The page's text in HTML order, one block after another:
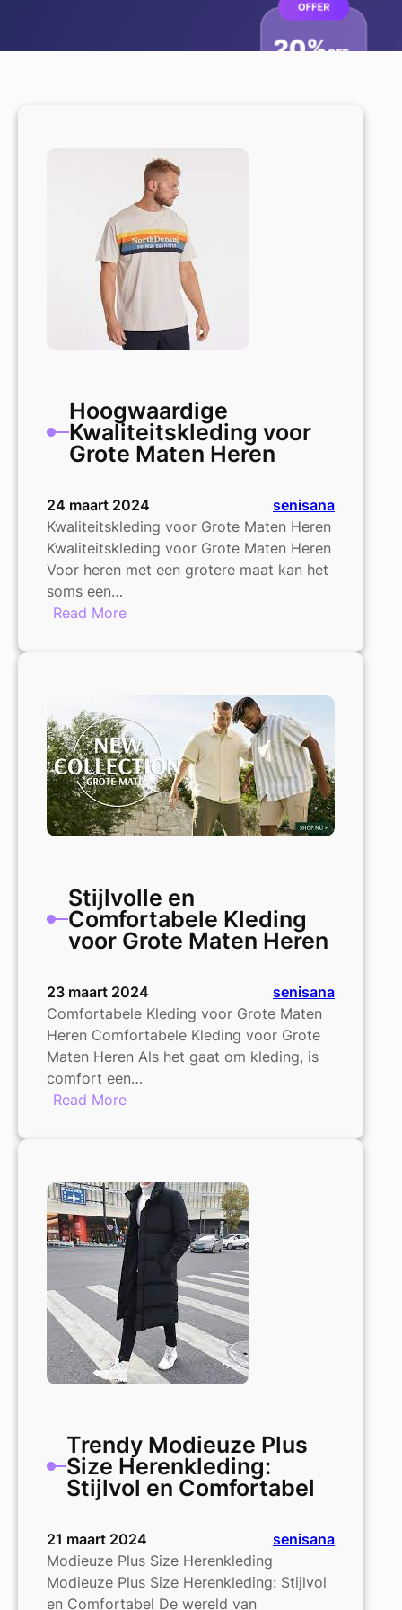
Hoogwaardige
Kwaliteitskleding voor
Grote Maten Heren
24 maart 2024
senisana
Kwaliteitskleding voor Grote Maten Heren
Kwaliteitskleding voor Grote Maten Heren
Voor heren met een grotere maat kan het
soms een…
Read More:
Maten
Heren
Stijlvolle en
Comfortabele Kleding
voor Grote Maten Heren
23 maart 2024
senisana
Comfortabele Kleding voor Grote Maten
Heren Comfortabele Kleding voor Grote
Maten Heren Als het gaat om kleding, is
comfort een…
Read More:
Kleding
voor
Grote
Maten
Heren
Trendy Modieuze Plus
Size Herenkleding:
Stijlvol en Comfortabel
21 maart 2024
senisana
Modieuze Plus Size Herenkleding
Modieuze Plus Size Herenkleding: Stijlvol
en Comfortabel De wereld van